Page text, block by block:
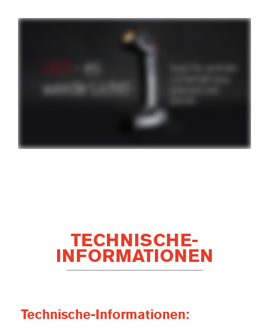
TECHNISCHE-
INFORMATIONEN
Technische-Informationen: